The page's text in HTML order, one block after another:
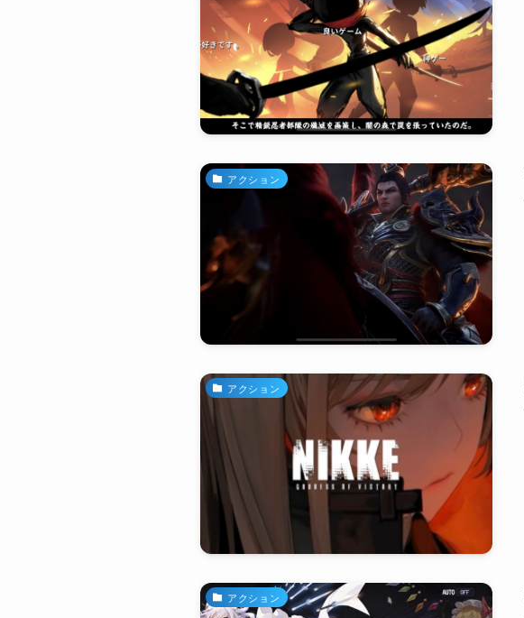
アクション
アクション
アクション